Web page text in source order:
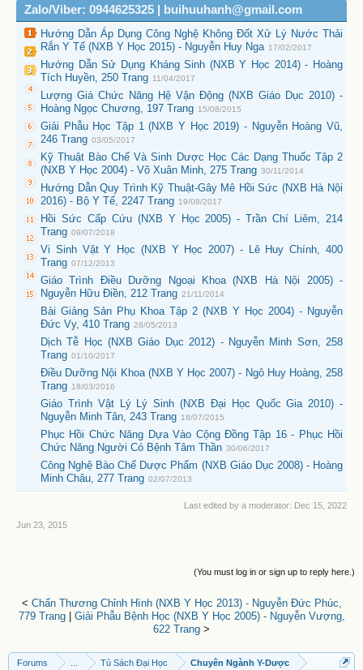
Zalo/Viber: 0944625325 | buihuuhanh@gmail.com
Hướng Dẫn Áp Dụng Công Nghệ Không Đốt Xử Lý Nước Thải
Rắn Y Tế (NXB Y Học 2015) - Nguyễn Huy Nga 17/02/2017
Hướng Dẫn Sử Dụng Kháng Sinh (NXB Y Học 2014) - Hoàng
Tích Huyền, 250 Trang 11/04/2017
Lượng Giá Chức Năng Hệ Vận Động (NXB Giáo Dục 2010) -
Hoàng Ngọc Chương, 197 Trang 15/08/2015
Giải Phẫu Học Tập 1 (NXB Y Học 2019) - Nguyễn Hoàng Vũ,
246 Trang 03/05/2017
Kỹ Thuật Bào Chế Và Sinh Dược Học Các Dạng Thuốc Tập 2
(NXB Y Học 2004) - Võ Xuân Minh, 275 Trang 30/11/2014
Hướng Dẫn Quy Trình Kỹ Thuật-Gây Mê Hồi Sức (NXB Hà Nội
2016) - Bộ Y Tế, 2247 Trang 19/08/2017
Hồi Sức Cấp Cứu (NXB Y Học 2005) - Trần Chí Liêm, 214
Trang 09/07/2018
Vi Sinh Vật Y Học (NXB Y Học 2007) - Lê Huy Chính, 400
Trang 07/12/2013
Giáo Trình Điều Dưỡng Ngoại Khoa (NXB Hà Nội 2005) -
Nguyễn Hữu Điền, 212 Trang 21/11/2014
Bài Giảng Sản Phụ Khoa Tập 2 (NXB Y Học 2004) - Nguyễn
Đức Vy, 410 Trang 28/05/2013
Dịch Tễ Học (NXB Giáo Dục 2012) - Nguyễn Minh Sơn, 258
Trang 01/10/2017
Điều Dưỡng Nội Khoa (NXB Y Học 2007) - Ngô Huy Hoàng, 258
Trang 18/03/2016
Giáo Trình Vật Lý Lý Sinh (NXB Đại Học Quốc Gia 2010) -
Nguyễn Minh Tân, 243 Trang 18/07/2015
Phục Hồi Chức Năng Dựa Vào Cộng Đồng Tập 16 - Phục Hồi
Chức Năng Người Có Bệnh Tâm Thần 30/06/2017
Công Nghệ Bào Chế Dược Phẩm (NXB Giáo Dục 2008) - Hoàng
Minh Châu, 277 Trang 02/07/2013
Last edited by a moderator: Dec 15, 2022
Jun 23, 2015
(You must log in or sign up to reply here.)
< Chấn Thương Chỉnh Hình (NXB Y Học 2013) - Nguyễn Đức Phúc,
779 Trang| Giải Phẫu Bệnh Học (NXB Y Học 2005) - Nguyễn Vượng,
622 Trang >
Forums Tủ Sách Đại Học Chuyên Ngành Y-Dược